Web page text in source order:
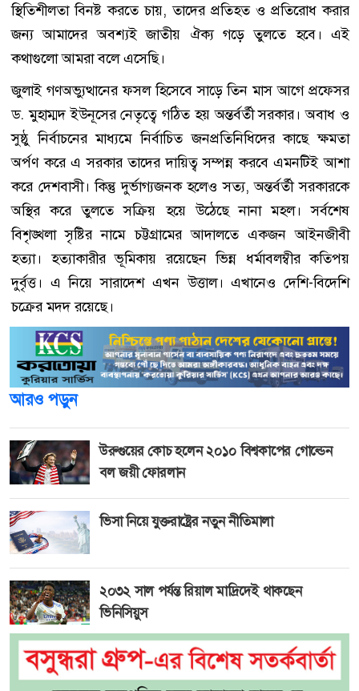
স্থিতিশীলতা বিনষ্ট করতে চায়, তাদের প্রতিহত ও প্রতিরোধ করার
জন্য আমাদের অবশ্যই জাতীয় ঐক্য গড়ে তুলতে হবে। এই
কথাগুলো আমরা বলে এসেছি।
জুলাই গণঅভ্যুত্থানের ফসল হিসেবে সাড়ে তিন মাস আগে প্রফেসর
ড. মুহাম্মদ ইউনূসের নেতৃত্বে গঠিত হয় অন্তর্বর্তী সরকার। অবাধ ও
সুষ্ঠু নির্বাচনের মাধ্যমে নির্বাচিত জনপ্রতিনিধিদের কাছে ক্ষমতা
অর্পণ করে এ সরকার তাদের দায়িত্ব সম্পন্ন করবে এমনটিই আশা
করে দেশবাসী। কিন্তু দুর্ভাগ্যজনক হলেও সত্য, অন্তর্বর্তী সরকারকে
অস্থির করে তুলতে সক্রিয় হয়ে উঠেছে নানা মহল। সর্বশেষ
বিশৃঙ্খলা সৃষ্টির নামে চট্টগ্রামের আদালতে একজন আইনজীবী
হত্যা। হত্যাকারীর ভূমিকায় রয়েছেন ভিন্ন ধর্মাবলম্বীর কতিপয়
দুর্বৃত্ত। এ নিয়ে সারাদেশ এখন উত্তাল। এখানেও দেশি-বিদেশি
চক্রের মদদ রয়েছে।
আরও পড়ুন
উরুগুয়ের কোচ হলেন ২০১০ বিশ্বকাপের গোল্ডেন
বল জয়ী ফোরলান
ভিসা নিয়ে যুক্তরাষ্ট্রের নতুন নীতিমালা
২০৩২ সাল পর্যন্ত রিয়াল মাদ্রিদেই থাকছেন
ভিনিসিয়ুস